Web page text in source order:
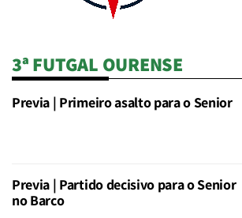
3ª FUTGAL OURENSE
Previa | Primeiro asalto para o Senior
Previa | Partido decisivo para o Senior
no Barco